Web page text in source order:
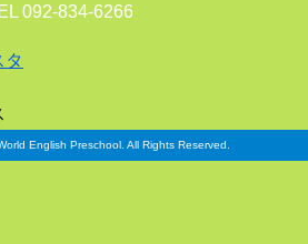
092-834-6266
English Preschool. All Rights Reserved.